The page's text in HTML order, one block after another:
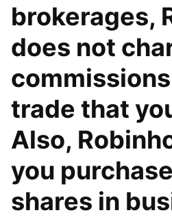
brokerages,
does not
trade that
Also,
you
shares in